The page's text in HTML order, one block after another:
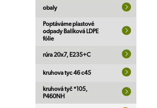
obaly
Poptáváme plastové
odpady Balíková LDPE
fólie
rúra 20x7, E235+C
kruhova tyc 46 c45
kruhová tyč *105,
P460NH